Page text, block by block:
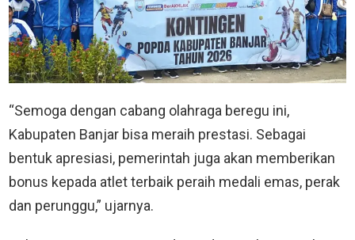
“Semoga dengan cabang olahraga beregu ini,
Kabupaten Banjar bisa meraih prestasi. Sebagai
bentuk apresiasi, pemerintah juga akan memberikan
bonus kepada atlet terbaik peraih medali emas, perak
dan perunggu,” ujarnya.